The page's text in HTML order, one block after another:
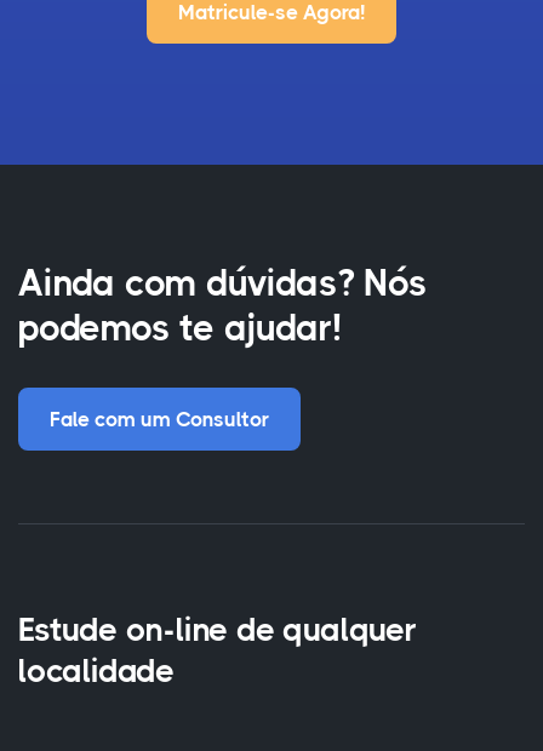
Matricule-se Agora!
Ainda com dúvidas? Nós
podemos te ajudar!
Fale com um Consultor
Estude on-line de qualquer
localidade